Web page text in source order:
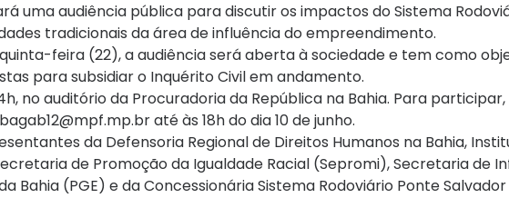
uma audiência pública para discutir os impactos do Sistema
tradicionais da área de influência do empreendimento.
feira (22), a audiência será aberta à sociedade e tem como
para subsidiar o Inquérito Civil em andamento.
no auditório da Procuradoria da República na Bahia. Para
até às 18h do dia 10 de junho.
da Defensoria Regional de Direitos Humanos na Bahia,
de Promoção da Igualdade Racial (Sepromi), Secretaria de
Bahia (PGE) e da Concessionária Sistema Rodoviário Ponte